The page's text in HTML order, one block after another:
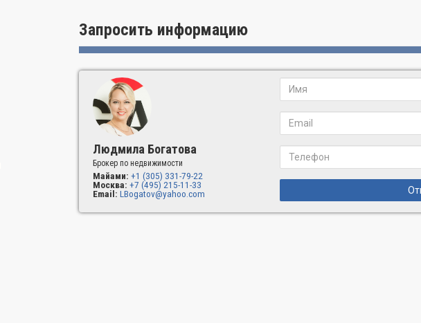
Запросить информацию
Людмила Богатова
Брокер по недвижимости
Майами: +1 (305) 331-79-22
Москва: +7 (495) 215-11-33
Email: LBogatov@yahoo.com